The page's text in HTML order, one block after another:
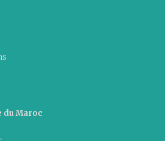
du Maroc